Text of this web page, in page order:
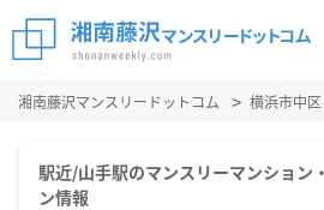
湘南藤沢マンスリードットコム 横浜市中区
駅近/山手駅のマンスリーマンション
ン情報